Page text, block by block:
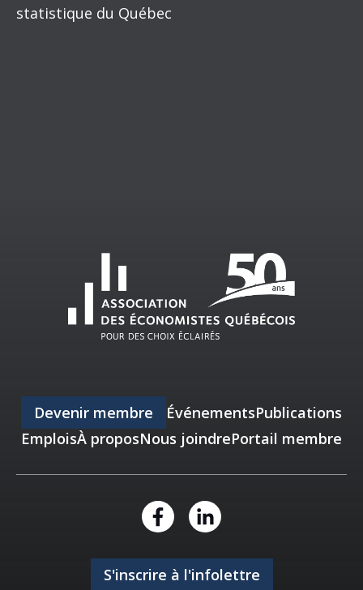
statistique du Québec
Devenir membre ÉvénementsPublications
EmploisÀ proposNous joindrePortail membre
S'inscrire à l'infolettre